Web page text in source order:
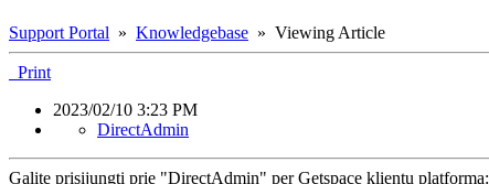
Support Portal » Knowledgebase » Viewing Article
Print
2023/02/10 3:23 PM
DirectAdmin
Galite prisijungti prie "DirectAdmin" per Getspace klientų platformą: